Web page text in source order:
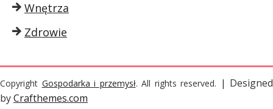
Wnętrza
Zdrowie
Copyright Gospodarka i przemysł. All rights reserved. | Designed
byCrafthemes.com